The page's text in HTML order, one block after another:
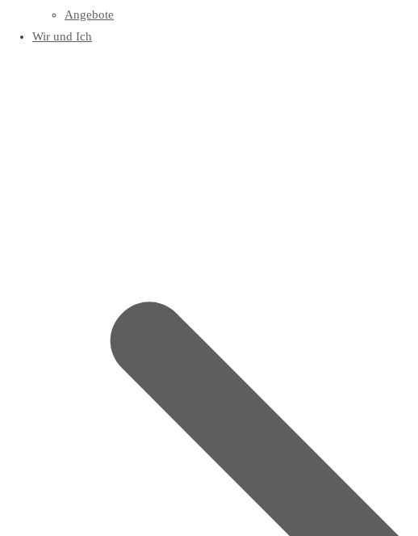
Angebote
Wir und Ich